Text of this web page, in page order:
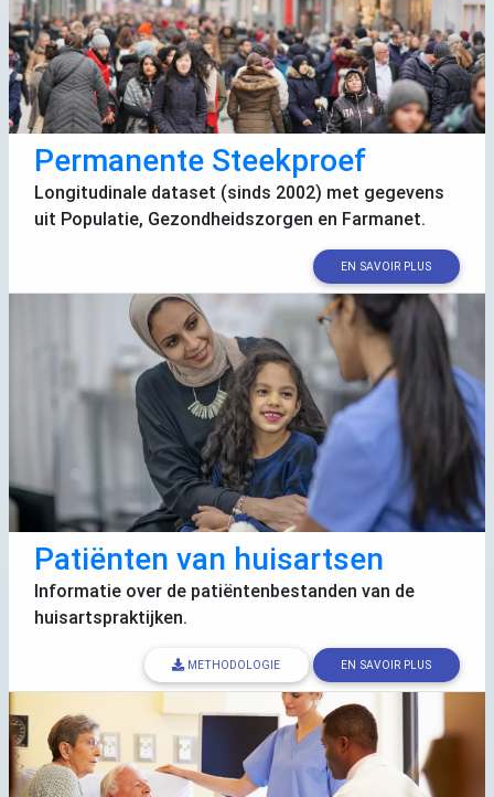
Permanente Steekproef
Longitudinale dataset (sinds 2002) met gegevens
uit Populatie, Gezondheidszorgen en Farmanet.
EN SAVOIR PLUS
Patiënten van huisartsen
Informatie over de patiëntenbestanden van de
huisartspraktijken.
METHODOLOGIE EN SAVOIR PLUS